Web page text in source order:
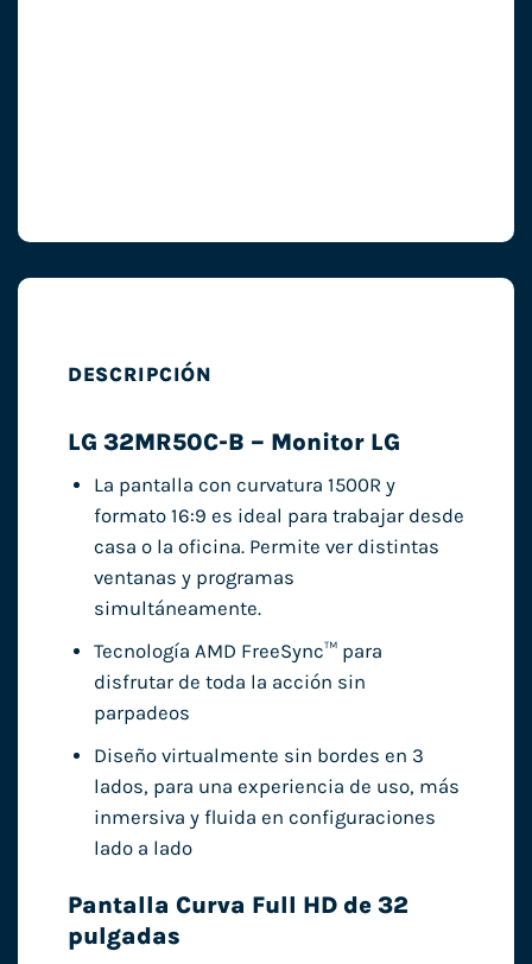
DESCRIPCIÓN
LG 32MR50C-B – Monitor LG
La pantalla con curvatura 1500R y
formato 16:9 es ideal para trabajar desde
casa o la oficina. Permite ver distintas
ventanas y programas
simultáneamente.
Tecnología AMD FreeSync™ para
disfrutar de toda la acción sin
parpadeos
Diseño virtualmente sin bordes en 3
lados, para una experiencia de uso, más
inmersiva y fluida en configuraciones
lado a lado
Pantalla Curva Full HD de 32
pulgadas